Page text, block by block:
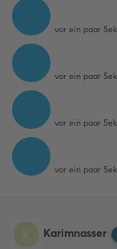
vor ein paar
vor ein paar
vor ein paar
vor ein paar
K Karimnasser